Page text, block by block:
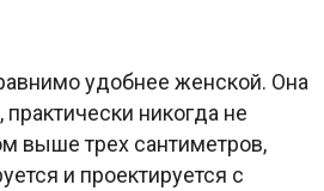
удобнее женской. Она
никогда не
выше трех сантиметров,
и проектируется с